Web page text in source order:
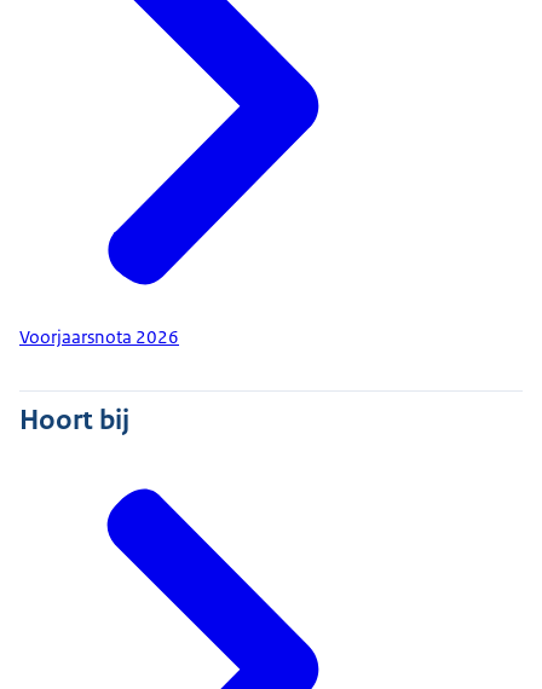
Voorjaarsnota 2026
Hoort bij